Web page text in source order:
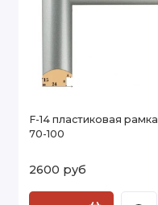
F-14 пластиковая рамка
70-100
2600 руб